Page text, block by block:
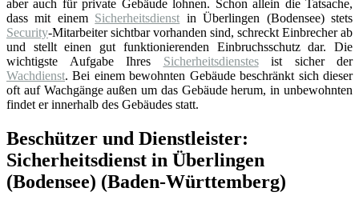
aber auch für private Gebäude lohnen. Schon allein die Tatsache,
dass mit einem Sicherheitsdienst in Überlingen (Bodensee) stets
Security-Mitarbeiter sichtbar vorhanden sind, schreckt Einbrecher ab
und stellt einen gut funktionierenden Einbruchsschutz dar. Die
wichtigste Aufgabe Ihres Sicherheitsdienstesist sicher der
Wachdienst. Bei einem bewohnten Gebäude beschränkt sich dieser
oft auf Wachgänge außen um das Gebäude herum, in unbewohnten
findet er innerhalb des Gebäudes statt.
Beschützer und Dienstleister:
Sicherheitsdienst in Überlingen
(Bodensee) (Baden-Württemberg)